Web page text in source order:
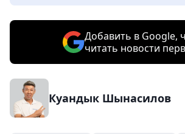
Добавить в Google,
читать новости
Куандык Шынасилов